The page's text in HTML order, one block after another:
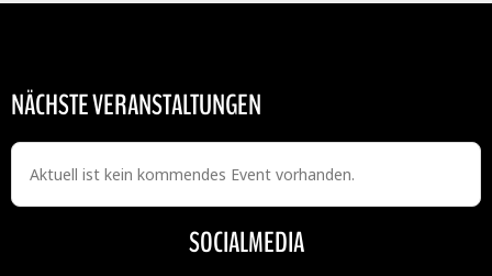
NÄCHSTE VERANSTALTUNGEN
Aktuell ist kein kommendes Event vorhanden.
SOCIALMEDIA